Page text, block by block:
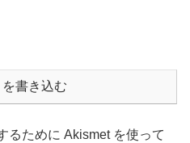
書き込む
るために Akismet を使って